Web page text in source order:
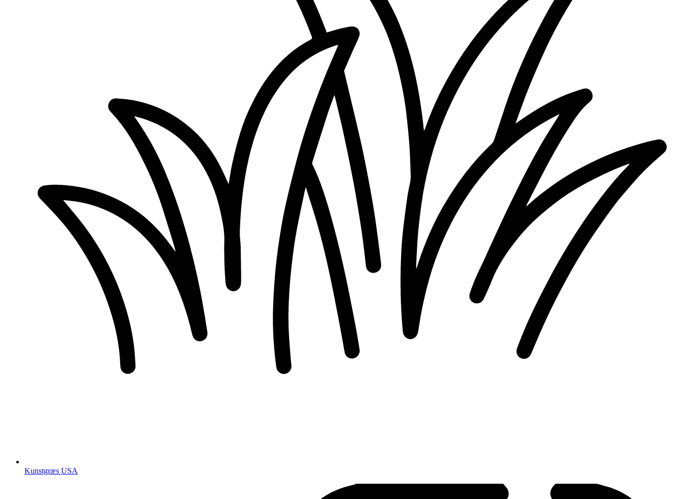
Kunstgræs USA